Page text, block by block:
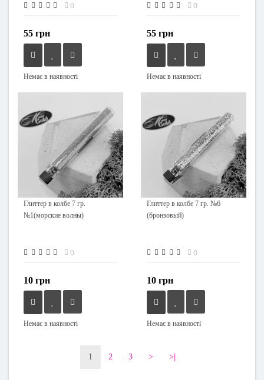
0
55 грн
Немає в наявності
0
55 грн
Немає в наявності
Глиттер в колбе 7 гр.
№1(морские волны)
0
10 грн
Немає в наявності
Глиттер в колбе 7 гр. №6
(бронзовый)
0
10 грн
Немає в наявності
1 2 3 > >|